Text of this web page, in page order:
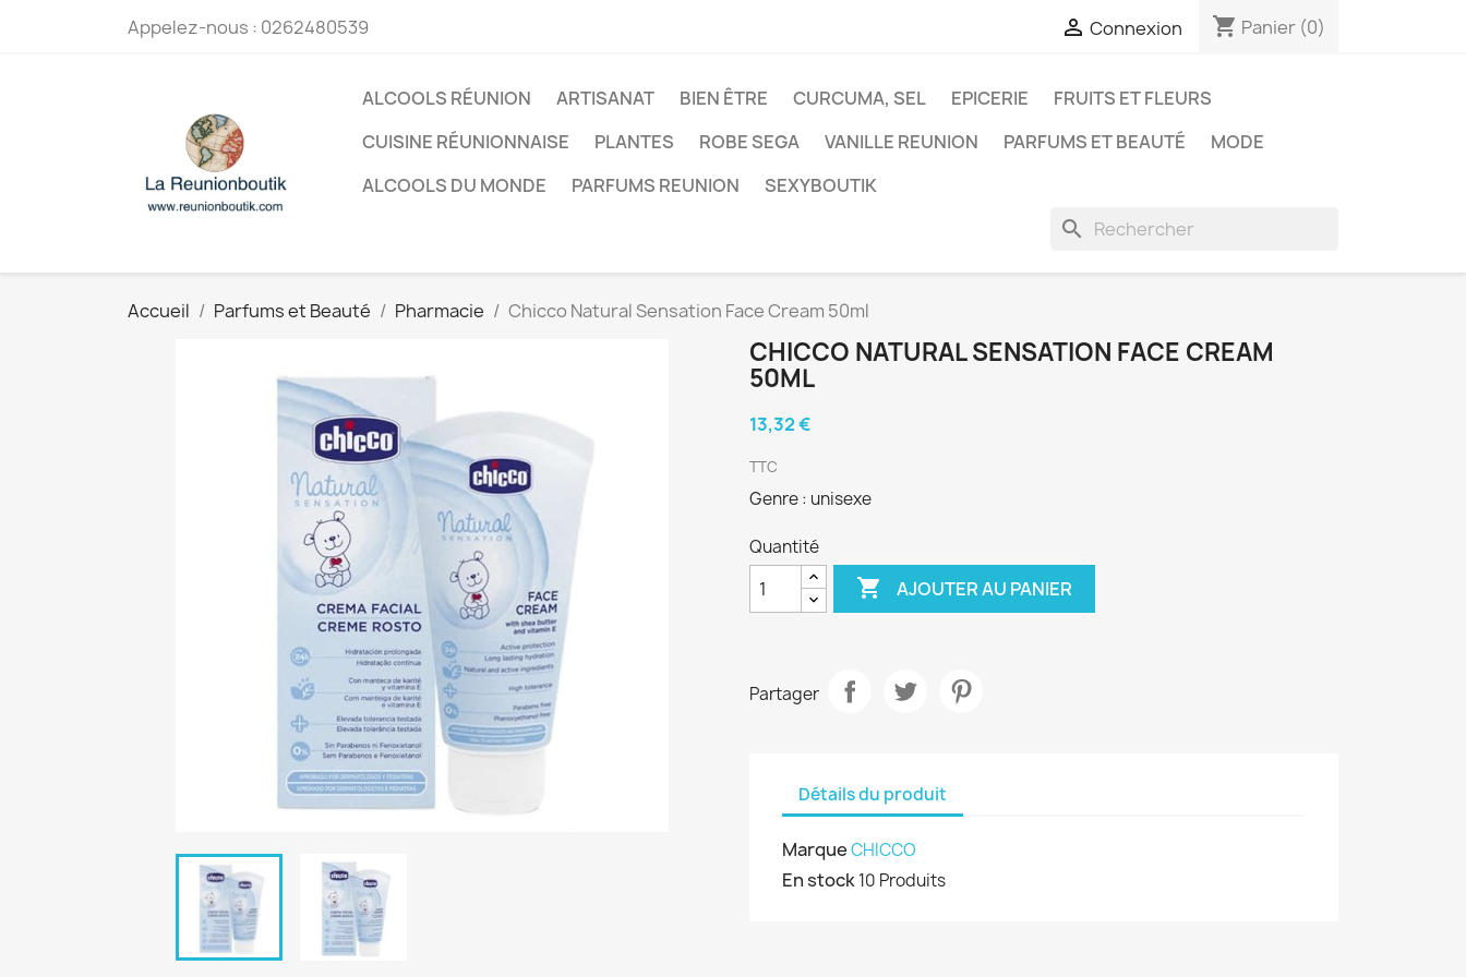
Appelez-nous : 0262480539  Connexion shopping_cart Panier (0)
ALCOOLS RÉUNION ARTISANAT BIEN ÊTRE CURCUMA, SEL EPICERIE
FRUITS ET FLEURS
CUISINE RÉUNIONNAISE
PLANTES ROBE SEGA VANILLE REUNION PARFUMS ET BEAUTÉ
MODE
ALCOOLS DU MONDE
PARFUMS REUNION SEXYBOUTIK
search
Accueil Parfums et Beauté Pharmacie Chicco Natural Sensation Face Cream 50ml
CHICCO NATURAL SENSATION FACE CREAM
50ML
13,32 €
TTC
Genre : unisexe
Quantité
 AJOUTER AU PANIER
Partager
Détails du produit
MarqueCHICCO
En stock10 Produits